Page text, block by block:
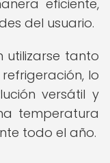
eficiente,
del usuario.
utilizarse tanto
lo
versátil y
temperatura
todo el año.